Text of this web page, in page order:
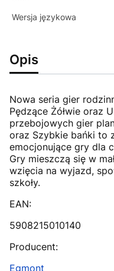
Wersja językowa
Opis
Nowa seria gier
Pędzące Żółwie oraz
przebojowych gier
oraz Szybkie bańki to
emocjonujące gry dla
Gry mieszczą się w
wzięcia na wyjazd,
szkoły.
EAN:
5908215010140
Producent:
Egmont